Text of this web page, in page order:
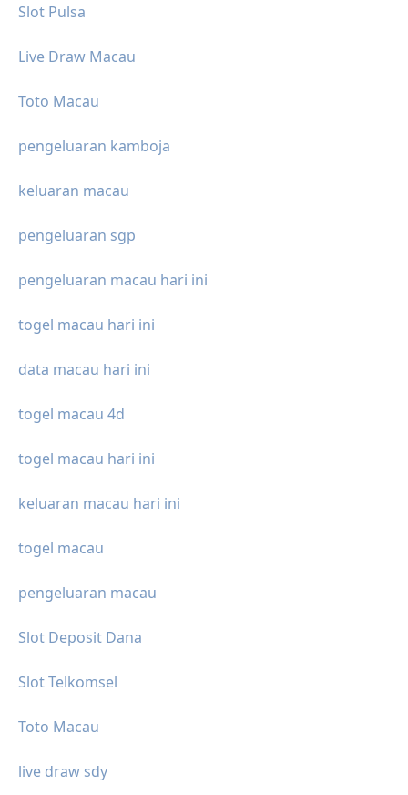
Slot Pulsa
Live Draw Macau
Toto Macau
pengeluaran kamboja
keluaran macau
pengeluaran sgp
pengeluaran macau hari ini
togel macau hari ini
data macau hari ini
togel macau 4d
togel macau hari ini
keluaran macau hari ini
togel macau
pengeluaran macau
Slot Deposit Dana
Slot Telkomsel
Toto Macau
live draw sdy